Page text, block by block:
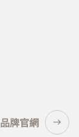
品牌官網